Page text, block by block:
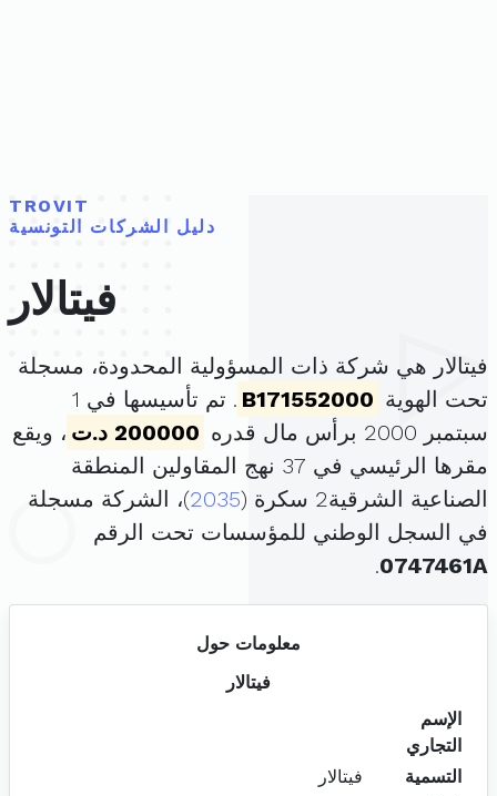
TROVIT
دليل الشركات التونسية
فيتالار
فيتالار هي شركة ذات المسؤولية المحدودة، مسجلة
تحت الهوية B171552000
. تم تأسيسها في 1
سبتمبر 2000 برأس مال قدره
200000 د.ت
، ويقع
مقرها الرئيسي في 37 نهج المقاولين المنطقة
الصناعية الشرقية2 سكرة (
2035)، الشركة مسجلة
في السجل الوطني للمؤسسات تحت الرقم
0747461A
.
معلومات حول
فيتالار
الإسم
التجاري
التسمية
فيتالار